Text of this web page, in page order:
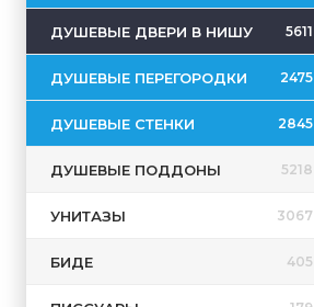
ДУШЕВЫЕ ДВЕРИ В НИШУ 5611
ДУШЕВЫЕ ПЕРЕГОРОДКИ 2475
ДУШЕВЫЕ СТЕНКИ 2845
ДУШЕВЫЕ ПОДДОНЫ 5218
УНИТАЗЫ 3067
БИДЕ 405